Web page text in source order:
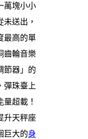
萬塊小小
送出，
最高的單
齒輪音樂
節器」的
彈珠臺上
超載！
升天秤座
巨大的身